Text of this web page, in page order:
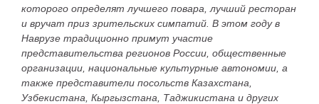
которого определят лучшего повара, лучший ресторан
и вручат приз зрительских симпатий. В этом году в
Наврузе традиционно примут участие
представительства регионов России, общественные
организации, национальные культурные автономии, а
также представители посольств Казахстана,
Узбекистана, Кыргызстана, Таджикистана и других